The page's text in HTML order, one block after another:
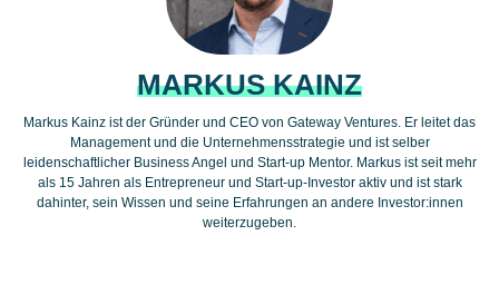
MARKUS KAINZ
Markus Kainz ist der Gründer und CEO von Gateway Ventures. Er leitet das
Management und die Unternehmensstrategie und ist selber
leidenschaftlicher Business Angel und Start-up Mentor. Markus ist seit mehr
als 15 Jahren als Entrepreneur und Start-up-Investor aktiv und ist stark
dahinter, sein Wissen und seine Erfahrungen an andere Investor:innen
weiterzugeben.